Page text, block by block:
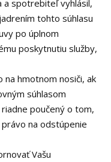
a spotrebiteľ vyhlásil,
tohto súhlasu
po úplnom
poskytnutiu služby,
na hmotnom nosiči, ak
súhlasom
riadne poučený o tom,
na odstúpenie
Vašu